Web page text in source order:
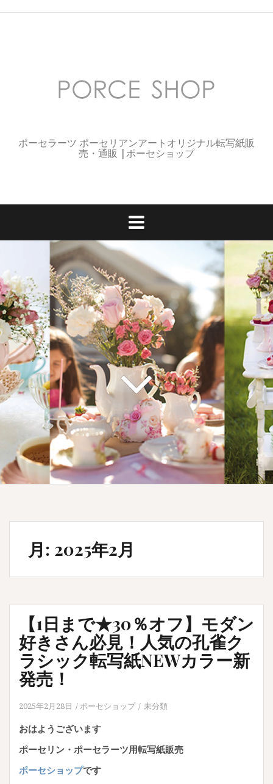
ポーセラーツ ポーセリアンアートオリジナル転写紙販
売・通販 |ポーセショップ
月: 2025年2月
【1日まで★30％オフ】モダン
好きさん必見！人気の孔雀ク
ラシック転写紙NEWカラー新
発売！
2025年2月28日 ポーセショップ 未分類
おはようございます
ポーセリン・ポーセラーツ用転写紙販売
ポーセショップです